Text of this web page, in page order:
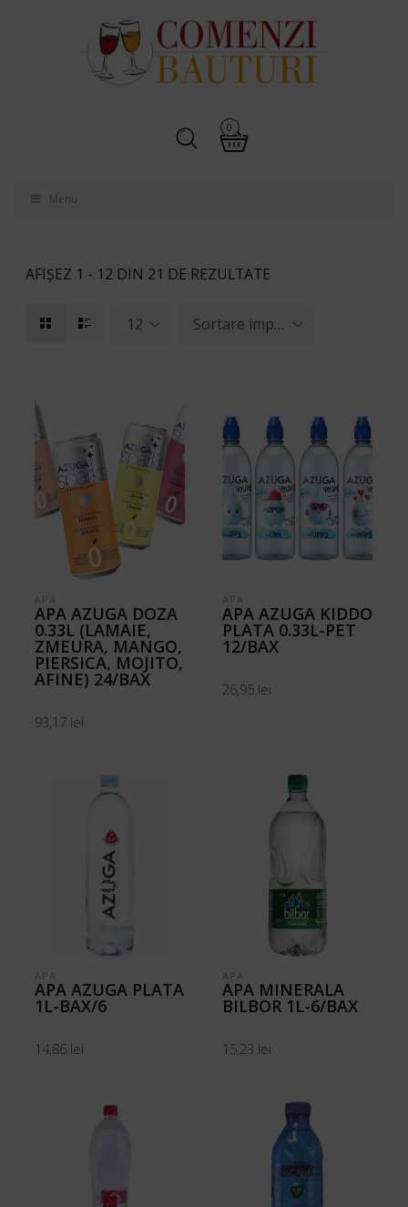
0
Menu
AFIȘEZ 1 - 12 DIN 21 DE REZULTATE
12 Sortare implicită
APA
APA AZUGA DOZA
0.33L (LAMAIE,
ZMEURA, MANGO,
PIERSICA, MOJITO,
AFINE) 24/BAX
93,17 lei
APA
APA AZUGA KIDDO
PLATA 0.33L-PET
12/BAX
26,95 lei
APA
APA AZUGA PLATA
1L-BAX/6
14,86 lei
APA
APA MINERALA
BILBOR 1L-6/BAX
15,23 lei